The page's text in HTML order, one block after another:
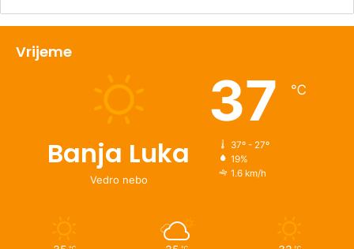
Vrijeme
Banja Luka
Vedro nebo
37 ℃
37º - 27º
19%
1.6 km/h